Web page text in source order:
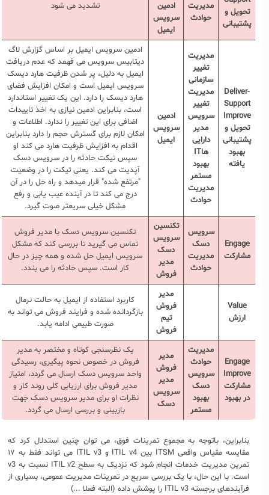
تحویل و
پشتیبانی
مدیریت
حوادث
ادمین
سرویس
ایمیل
تشدید می شود
Deliver-
Support
Improve
تحویل و
پشتیبانی
بهبود
یافته
مدیریت
تغییر
سازمانی
مدیریت
تغییر
سرویس
مدیر
دارایی
هاIT
بهبود
مستمر
مدیریت
حوادث
ادمین
سرویس
ایمیل
ادمین سرویس ایمیل بر اساس گزارش لاگ
دیتابیس سرویس می فهمد که عدم دریافت
ایمیل به دلیل، پر شدن ظرفیت هارد دیسک
سرویس ایمیل است و امکان افزایش فضای
هارد دیسک را دارد. این یک تغییر استاندارد
است، بنابراین ادمین نیازی به اخذ تاییدات
اضافی برای این تغییر را ندارد. اطلاعات و
امکان لازم برای گسترش حجم را دارد بنابراین
اقدام به افزایش ظرفیت هارد می کند او
سپس تیکت حادثه را در سرویس دسک
آپدیت می کند. یعنی تیکت را در وضعیت
"مرتفع شده" قرار میدهد و راه حل را در آن
درج می کند تا در آینده عیب یابی و رفع
مشکل خیلی سریعتر صوت گیرد.
Engage
مشارکت
سرویس
دسک
مدیریت
حوادث
تکنسین
سرویس
دسک
مدیر
فروش
تکنسین سرویس دسک با مدیر فروش
تماس می گیرید تا بررسی کند که مشکل
سرویس ایمیل حل شده و همه چیز در حال
کار است. سپس حادثه را می بندد.
Value
ارزش
مدیر
فروش
تیم
فروش
کاربرد استفاده از ایمیل به حالت نرمال
بازگردانده شده و فرایند فروش می تواند به
صورت طبیعی ادامه یابد.
Engage
Improve
مشارکت
در بهبود
مدیریت
حوادث
سرویس
دسک
بهبود
مستمر
مدیر
فروش
مدیر
سرویس
دسک
یک نظرسنجی کوتاه و مختصر به مدیر
فروش در خصوص نحوه پیگیری، رسیدگی
واحد سرویس دسک ارسال می گردد، امتیاز
مدیر فروش برای ارزیابی کلی روند کار و
نظرات او برای مدیر سرویس دسک جهت
بازبینی و بررسی ارسال می گردد.
بنابراین، باتوجه به مجموع تمرینات فوق، می توان چنین استدلال کرد که
مقایسه مقیاس واقعی ITSM بین ITIL v4 و ITIL v3 می تواند فقط به ۱۷
تمرین مدیریت خدمات انجام شود که نزدیک به سطح ITIL v2 نسبت به v3
است. با این حال، با یک بررسی سریع در تمرینات مدیریت عمومی، بسیاری از
فرآیندهای برجسته ITIL v3 را پوشش داده (البته فعلا ...)